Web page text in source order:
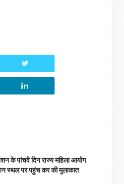
के पांचवें दिन राज्य महिला आयोग
स्थल पर पहुंच कर की मुलाकात